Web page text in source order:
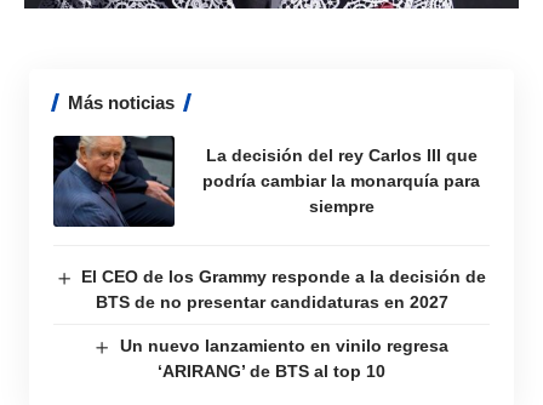
Más noticias
La decisión del rey Carlos III que
podría cambiar la monarquía para
siempre
El CEO de los Grammy responde a la decisión de
BTS de no presentar candidaturas en 2027
Un nuevo lanzamiento en vinilo regresa
‘ARIRANG’ de BTS al top 10